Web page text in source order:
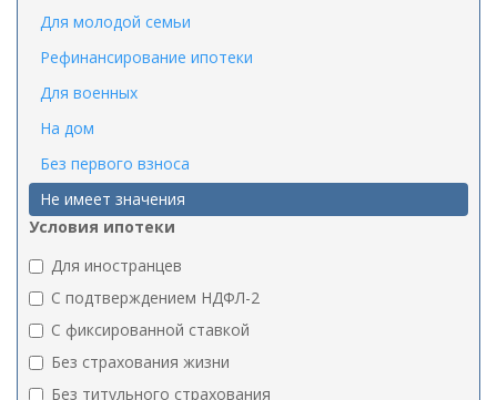
Для молодой семьи
Рефинансирование ипотеки
Для военных
На дом
Без первого взноса
Не имеет значения
Условия ипотеки
Для иностранцев
C подтверждением НДФЛ-2
C фиксированной ставкой
Без страхования жизни
Без титульного страхования